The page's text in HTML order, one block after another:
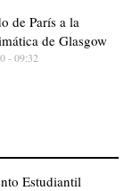
de París a la
de Glasgow
- 09:32